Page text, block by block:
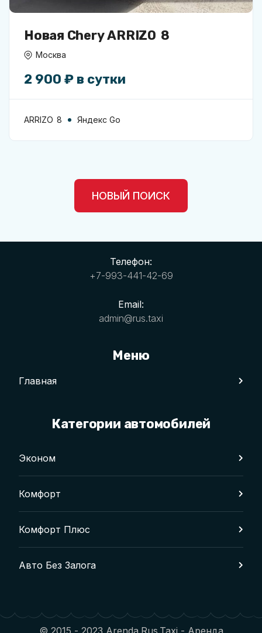
Новая Chery ARRIZO 8
Москва
2 900 ₽ в сутки
ARRIZO 8 Яндекс Go
НОВЫЙ ПОИСК
Телефон:
+7-993-441-42-69
Email:
admin@rus.taxi
Меню
Главная
Категории автомобилей
Эконом
Комфорт
Комфорт Плюс
Авто Без Залога